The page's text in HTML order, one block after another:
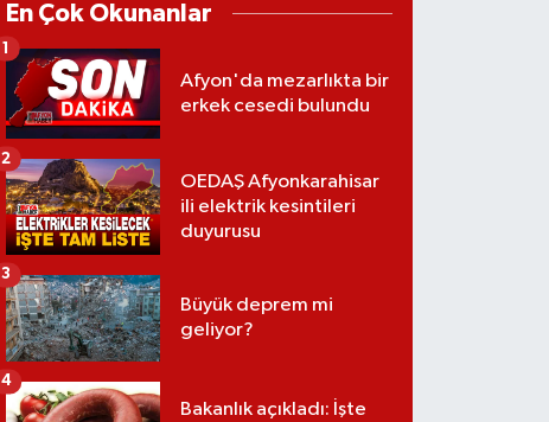
En Çok Okunanlar
Afyon'da mezarlıkta bir
erkek cesedi bulundu
1
OEDAŞ Afyonkarahisar
ili elektrik kesintileri
duyurusu
2
Büyük deprem mi
geliyor?
3
Bakanlık açıkladı: İşte
4